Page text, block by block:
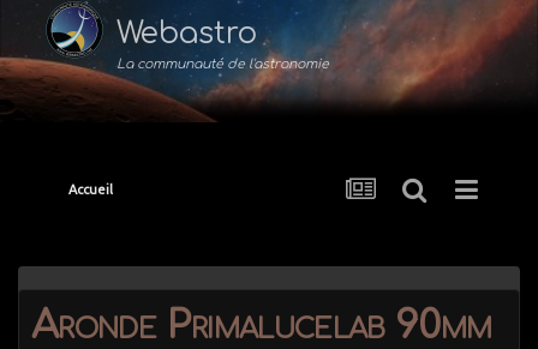
Webastro
La communauté de l'astronomie
Accueil
Aronde Primalucelab 90mm